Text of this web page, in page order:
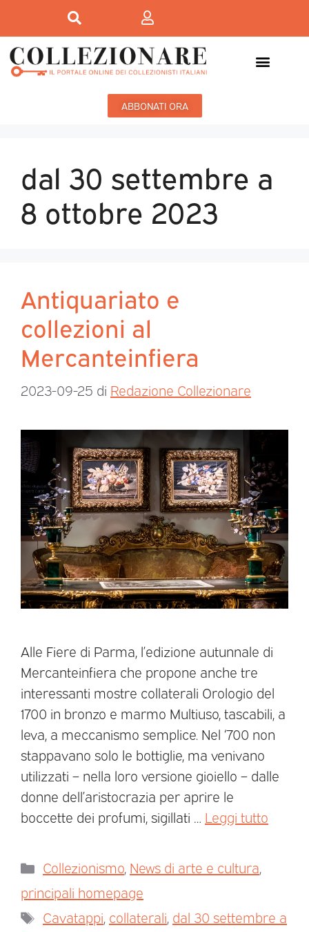
ABBONATI ORA
dal 30 settembre a
8 ottobre 2023
Antiquariato e
collezioni al
Mercanteinfiera
2023-09-25 di Redazione Collezionare
Alle Fiere di Parma, l’edizione autunnale di
Mercanteinfiera che propone anche tre
interessanti mostre collaterali Orologio del
1700 in bronzo e marmo Multiuso, tascabili, a
leva, a meccanismo semplice. Nel ‘700 non
stappavano solo le bottiglie, ma venivano
utilizzati – nella loro versione gioiello – dalle
donne dell’aristocrazia per aprire le
boccette dei profumi, sigillati … Leggi tutto
Collezionismo News di arte e cultura
principali homepage
Cavatappi collaterali dal 30 settembre a